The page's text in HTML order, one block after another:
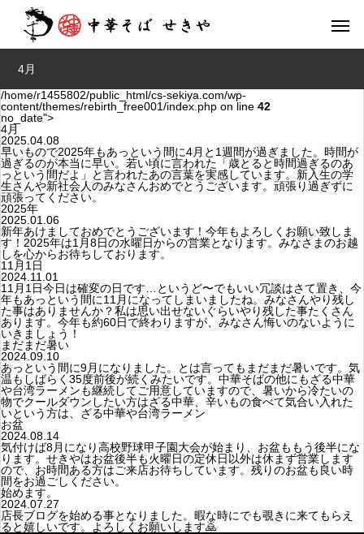
4月
/home/r1455802/public_html/cs-sekiya.com/wp-
content/themes/rebirth_free001/index.php on line 42
no_date">
4月
2025.04.08
早いもので2025年もあっという間に4月と1週間が過ぎました。時間が
過ぎるのが本当に早い。若い頃に言われた「歳とると時間過ぎるのあ
っという間だよ」と言われたあの言葉を実感しています。新入生の学
生さんや新社会人のみなさんおめでとうございます。頑張り過ぎずに
頑張ってください。
2025年
2025.01.06
新年あけましておめでとうございます！今年もよろしくお願い致しま
す！2025年は1月8日の水曜日からの営業となります。みなさまのお越
しを心からお待ちしております。
11月1日
2024.11.01
11月1日今日は確変の日です…というど〜でもいい冗談はさて置き、今
年もあっという間に11月になってしまいましたね。みなさんやり残し
た事はありませんか？私は思い出せないぐらいやり残した事たくさん
あります。今年も約60日で終わりますが、みなさん悔いのないように
いきましょう！
まだまだ暑い
2024.09.10
あっという間に9月になりました。とは言ってもまだまだ暑いです。気
温もしばらく35度前後が続くみたいです。中華そばの他にもざる中華
や台湾ラーメンも継続してご用意していますので、暑いから冷たいの
物でクールダウンしたい方はざる中華、辛いもの食べて気合い入れた
いという方は、ざる中華や台湾ラーメン
お盆
2024.08.14
気付けば8月になり高校野球甲子園大会が始まり、お盆ももう後半にな
ります。せきやはお盆後半も火曜日の定休日以外は休まず営業します
ので、お時間ある方はご来店お待ちしています。残りのお盆も良い時
間をお過ごしください。
始めます。
2024.07.27
店長ブログを始める事となりました。暇な時にでも覗きに来てもらえ
ると嬉しいです。よろしくお願いします🙇